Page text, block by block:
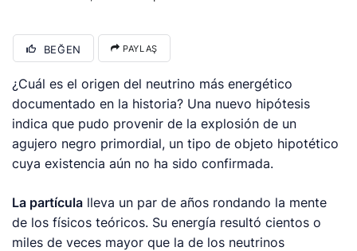
BEĞEN PAYLAŞ
¿Cuál es el origen del neutrino más energético
documentado en la historia? Una nuevo hipótesis
indica que pudo provenir de la explosión de un
agujero negro primordial, un tipo de objeto hipotético
cuya existencia aún no ha sido confirmada.
La partícula lleva un par de años rondando la mente
de los físicos teóricos. Su energía resultó cientos o
miles de veces mayor que la de los neutrinos